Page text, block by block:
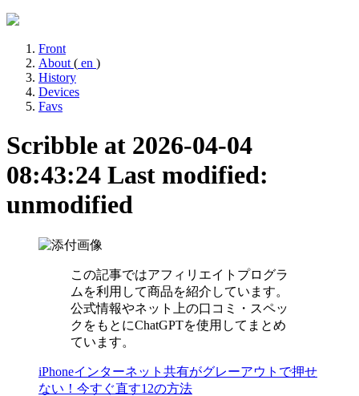
Front
About ( en )
History
Devices
Favs
Scribble at 2026-04-04
08:43:24 Last modified:
unmodified
この記事ではアフィリエイトプログラ
ムを利用して商品を紹介しています。
公式情報やネット上の口コミ・スペッ
クをもとにChatGPTを使用してまとめ
ています。
iPhoneインターネット共有がグレーアウトで押せ
ない！今すぐ直す12の方法